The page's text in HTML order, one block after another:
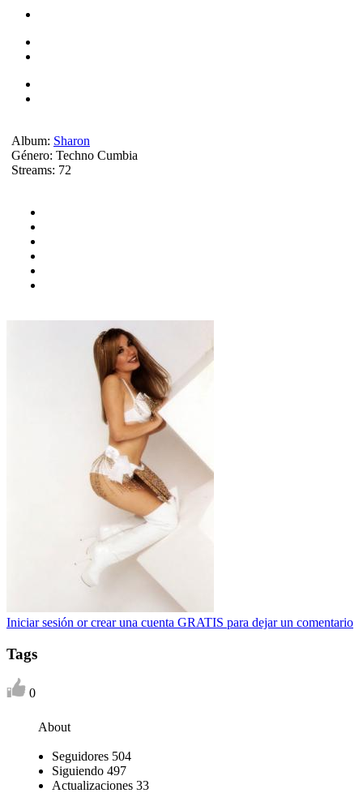
Album: Sharon
Género: Techno Cumbia
Streams: 72
Iniciar sesión or crear una cuenta GRATIS para dejar un comentario
Tags
0
About
Seguidores 504
Siguiendo 497
Actualizaciones 33